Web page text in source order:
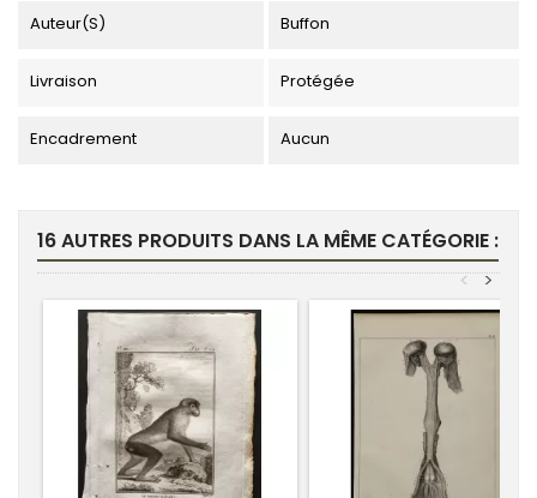
Auteur(s) Buffon
Livraison Protégée
Encadrement Aucun
16 AUTRES PRODUITS DANS LA MÊME CATÉGORIE :
>
<